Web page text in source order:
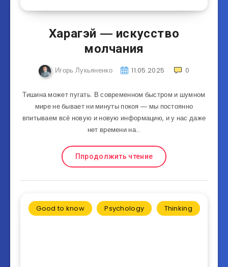
Харагэй ― искусство
молчания
Игорь Лукьяненко 11.05.2025 0
Тишина может пугать. В современном быстром и шумном
мире не бывает ни минуты покоя ― мы постоянно
впитываем всё новую и новую информацию, и у нас даже
нет времени на…
Ппродолжить чтение
Good to know Psychology Thinking